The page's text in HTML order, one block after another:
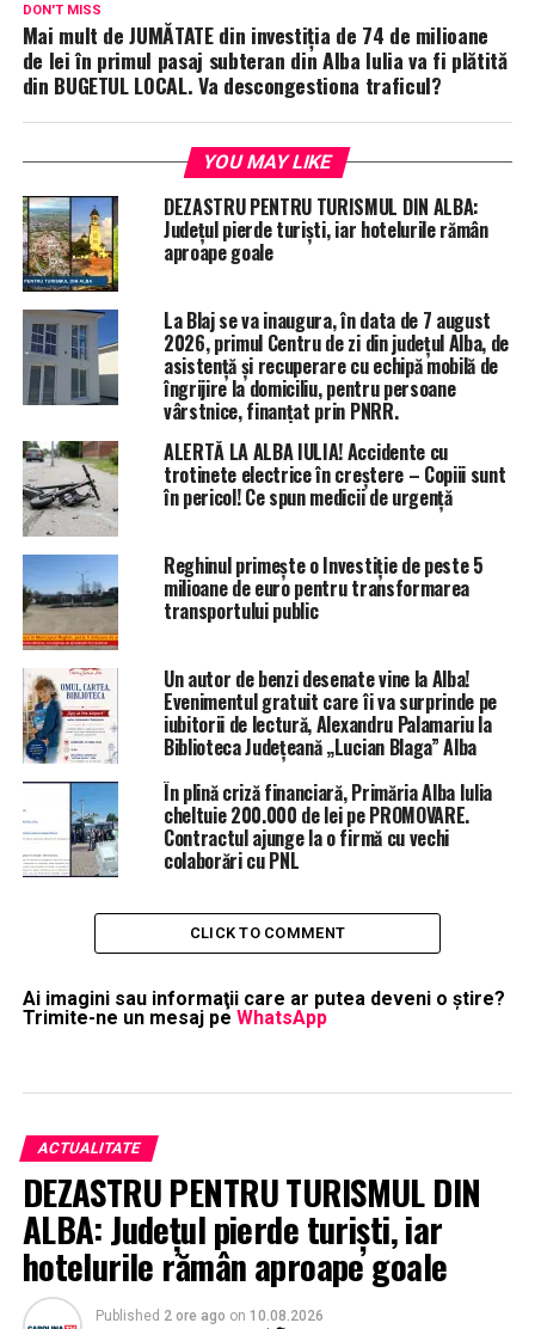
DON'T MISS
Mai mult de JUMĂTATE din investiția de 74 de milioane
de lei în primul pasaj subteran din Alba Iulia va fi plătită
din BUGETUL LOCAL. Va descongestiona traficul?
YOU MAY LIKE
DEZASTRU PENTRU TURISMUL DIN ALBA:
Județul pierde turiști, iar hotelurile rămân
aproape goale
La Blaj se va inaugura, în data de 7 august
2026, primul Centru de zi din județul Alba, de
asistență și recuperare cu echipă mobilă de
îngrijire la domiciliu, pentru persoane
vârstnice, finanțat prin PNRR.
ALERTĂ LA ALBA IULIA! Accidente cu
trotinete electrice în creștere – Copiii sunt
în pericol! Ce spun medicii de urgență
Reghinul primește o Investiție de peste 5
milioane de euro pentru transformarea
transportului public
Un autor de benzi desenate vine la Alba!
Evenimentul gratuit care îi va surprinde pe
iubitorii de lectură, Alexandru Palamariu la
Biblioteca Județeană „Lucian Blaga” Alba
În plină criză financiară, Primăria Alba Iulia
cheltuie 200.000 de lei pe PROMOVARE.
Contractul ajunge la o firmă cu vechi
colaborări cu PNL
CLICK TO COMMENT
Ai imagini sau informaţii care ar putea deveni o ştire?
Trimite-ne un mesaj pe WhatsApp
ACTUALITATE
DEZASTRU PENTRU TURISMUL DIN
ALBA: Județul pierde turiști, iar
hotelurile rămân aproape goale
Published 2 ore ago on 10.08.2026